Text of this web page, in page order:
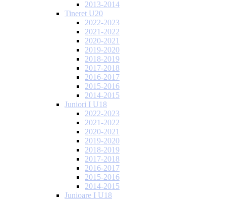
2013-2014
Tineret U20
2022-2023
2021-2022
2020-2021
2019-2020
2018-2019
2017-2018
2016-2017
2015-2016
2014-2015
Juniori I U18
2022-2023
2021-2022
2020-2021
2019-2020
2018-2019
2017-2018
2016-2017
2015-2016
2014-2015
Junioare I U18